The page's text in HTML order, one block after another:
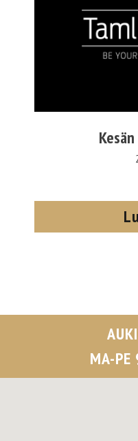
MA-